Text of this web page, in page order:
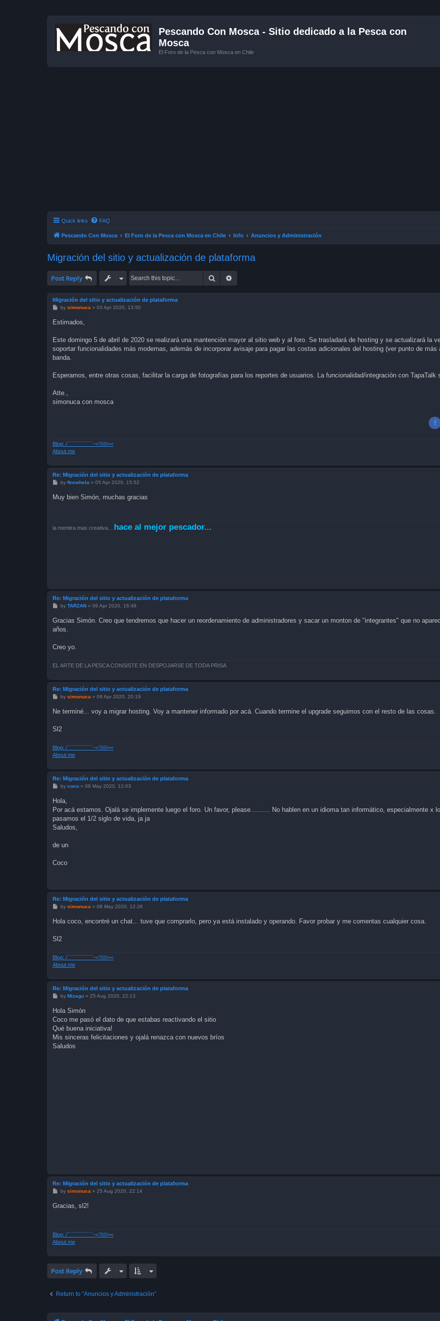
Pescando Con Mosca - Sitio dedicado a la Pesca con
Mosca
El Foro de la Pesca con Mosca en Chile
Quick links FAQ
Pescando Con Mosca El Foro de la Pesca con Mosca en Chile Info Anuncios y Administración
Migración del sitio y actualización de plataforma
Post Reply Search
Migración del sitio y actualización de plataforma
P
t
by simonuca » 03 Apr 2020, 13:50
Estimados,
Este domingo 5 de abril de 2020 se realizará una mantención mayor al sitio web y al foro. Se trasladará de hosting y se actualizará la
soportar funcionalidades más modernas, además de incorporar avisaje para pagar las costas adicionales del hosting (ver punto de más
banda.
Esperamos, entre otras cosas, facilitar la carga de fotografías para los reportes de usuarios. La funcionalidad/integración con TapaTalk
Atte.,
simonuca con mosca
Blog: /`````````````~<?////=<
About.me
Re: Migración del sitio y actualización de plataforma
P
t
by ftrewhela» 05 Apr 2020, 15:52
Muy bien Simón, muchas gracias
la mentira mas creativa.... hace al mejor pescador...
Re: Migración del sitio y actualización de plataforma
P
t
by TARZAN» 06 Apr 2020, 16:48
Gracias Simón. Creo que tendremos que hacer un reordenamiento de administradores y sacar un monton de "integrantes" que no
años.
Creo yo.
EL ARTE DE LA PESCA CONSISTE EN DESPOJARSE DE TODA PRISA
Re: Migración del sitio y actualización de plataforma
P
t
by simonuca» 06 Apr 2020, 20:19
Ne terminé... voy a migrar hosting. Voy a mantener informado por acá. Cuando termine el upgrade seguimos con el resto de las cosas.
Sl2
Blog: /`````````````~<?////=<
About.me
Re: Migración del sitio y actualización de plataforma
P
t
by coco» 08 May 2020, 12:03
Hola,
Por acá estamos. Ojalá se implemente luego el foro. Un favor, please.......... No hablen en un idioma tan informático, especialmente x
pasamos el 1/2 siglo de vida, ja ja
Saludos,
de un
Coco
Re: Migración del sitio y actualización de plataforma
P
t
by simonuca» 08 May 2020, 12:26
Hola coco, encontré un chat... tuve que comprarlo, pero ya está instalado y operando. Favor probar y me comentas cualquier cosa.
Sl2
Blog: /`````````````~<?////=<
About.me
Re: Migración del sitio y actualización de plataforma
P
t
by Mizagu» 25 Aug 2020, 22:13
Hola Simón
Coco me pasó el dato de que estabas reactivando el sitio
Qué buena iniciativa!
Mis sinceras felicitaciones y ojalá renazca con nuevos bríos
Saludos
Re: Migración del sitio y actualización de plataforma
P
t
by simonuca» 25 Aug 2020, 22:14
Gracias, sl2!
Blog: /`````````````~<?////=<
About.me
Post Reply
Return to “Anuncios y Administración”